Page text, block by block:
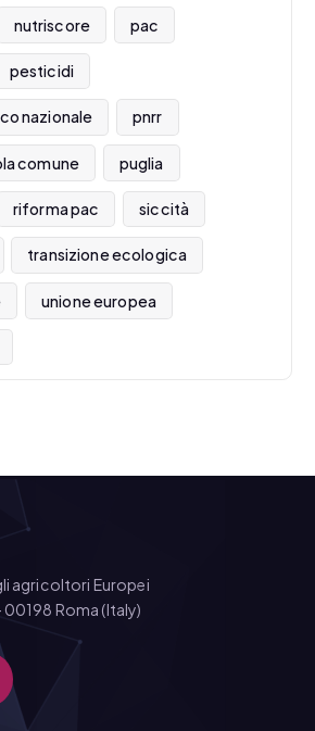
nutriscore pac
pesticidi
nazionale pnrr
comune puglia
riforma pac siccità
transizione ecologica
unione europea
agricoltori Europei
Roma (Italy)